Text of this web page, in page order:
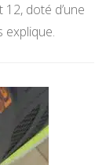
doté d’une
explique.